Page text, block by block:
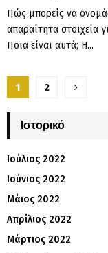
Πώς μπορείς να
απαραίτητα στοιχεία
Ποια είναι αυτά; Η...
άρθρων
1 2
Ιστορικό
Ιούλιος 2022
Ιούνιος 2022
Μάιος 2022
Απρίλιος 2022
Μάρτιος 2022